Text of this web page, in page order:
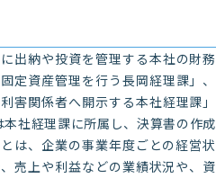
出納や投資を管理する本社の財務
定資産管理を行う長岡経理課」、
害関係者へ開示する本社経理課」
社経理課に所属し、決算書の作成
は、企業の事業年度ごとの経営状
売上や利益などの業績状況や、資